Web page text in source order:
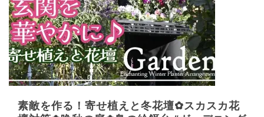
ン
素敵を作る！寄せ植えと冬花壇✿スカスカ花